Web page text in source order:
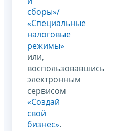
сборы»/
«Специальные
налоговые
режимы»
или,
воспользовавшись
электронным
сервисом
«Создай
свой
бизнес».